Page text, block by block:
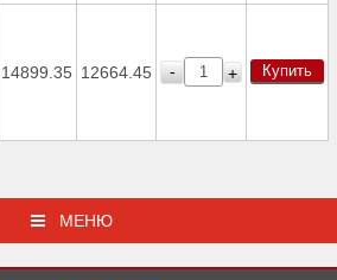
14899.35 12664.45 - + Купить
МЕНЮ